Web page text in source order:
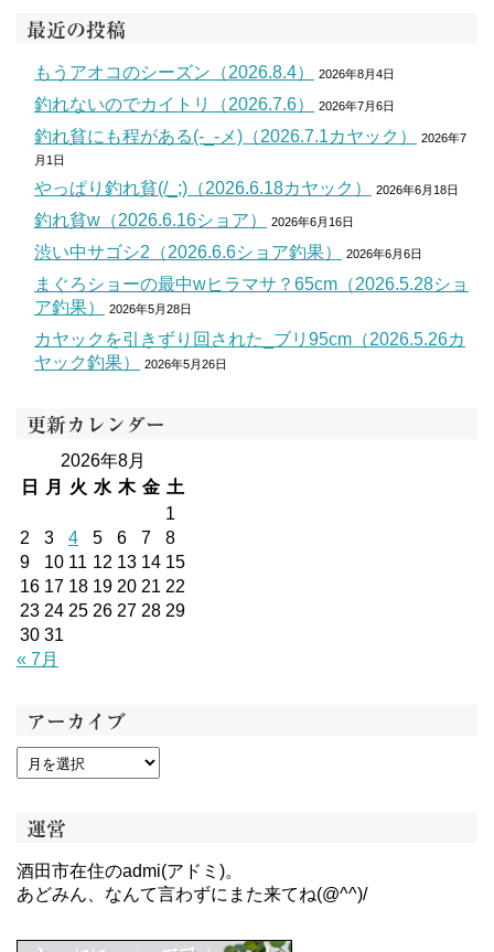
最近の投稿
もうアオコのシーズン（2026.8.4） 2026年8月4日
釣れないのでカイトリ（2026.7.6） 2026年7月6日
釣れ貧にも程がある(-_-メ)（2026.7.1カヤック）
2026年7
月1日
やっぱり釣れ貧(/_;)（2026.6.18カヤック） 2026年6月18日
釣れ貧w（2026.6.16ショア） 2026年6月16日
渋い中サゴシ2（2026.6.6ショア釣果） 2026年6月6日
まぐろショーの最中wヒラマサ？65cm（2026.5.28ショ
ア釣果）
2026年5月28日
カヤックを引きずり回された_ブリ95cm（2026.5.26カ
ヤック釣果）
2026年5月26日
更新カレンダー
2026年8月
日
月 火 水 木 金 土
1
2
3 4 5 6 7
8
9
10 11 12 13 14 15
16 17 18 19 20 21 22
23 24 25 26 27 28 29
30 31
« 7月
アーカイブ
運営
酒田市在住のadmi(アドミ)。
あどみん、なんて言わずにまた来てね(@^^)/